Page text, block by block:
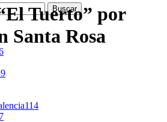
114
Tuerto” por
Santa Rosa